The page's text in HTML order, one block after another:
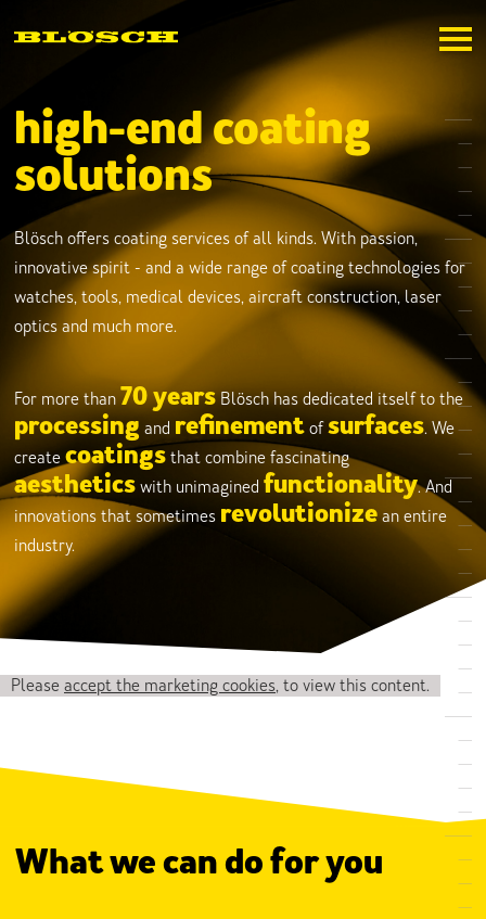
high-end coating
solutions
Blösch offers coating services of all kinds. With passion,
innovative spirit - and a wide range of coating technologies for
watches, tools, medical devices, aircraft construction, laser
optics and much more.
For more than70 yearsBlösch has dedicated itself to the
processing and refinement ofsurfaces. We
createcoatings that combine fascinating
aesthetics with unimaginedfunctionality. And
innovations that sometimes revolutionizean entire
industry.
Please accept the marketing cookies, to view this content.
What we can do for you